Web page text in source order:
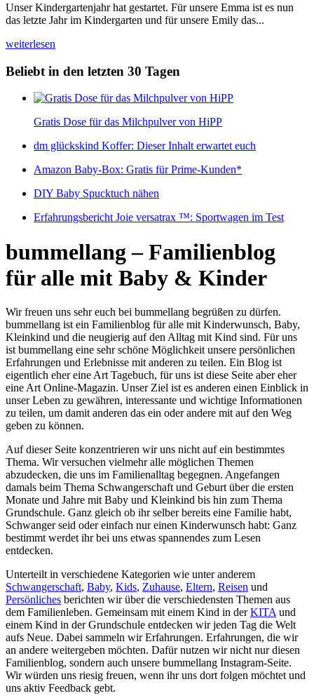
Unser Kindergartenjahr hat gestartet. Für unsere Emma ist es nun
das letzte Jahr im Kindergarten und für unsere Emily das...
weiterlesen
Beliebt in den letzten 30 Tagen
Gratis Dose für das Milchpulver von HiPP
dm glückskind Koffer: Dieser Inhalt erwartet euch
Amazon Baby-Box: Gratis für Prime-Kunden*
DIY Baby Spucktuch nähen
Erfahrungsbericht Joie versatrax ™: Sportwagen im Test
bummellang – Familienblog
für alle mit Baby & Kinder
Wir freuen uns sehr euch bei bummellang begrüßen zu dürfen.
bummellang ist ein Familienblog für alle mit Kinderwunsch, Baby,
Kleinkind und die neugierig auf den Alltag mit Kind sind. Für uns
ist bummellang eine sehr schöne Möglichkeit unsere persönlichen
Erfahrungen und Erlebnisse mit anderen zu teilen. Ein Blog ist
eigentlich eher eine Art Tagebuch, für uns ist diese Seite aber eher
eine Art Online-Magazin. Unser Ziel ist es anderen einen Einblick in
unser Leben zu gewähren, interessante und wichtige Informationen
zu teilen, um damit anderen das ein oder andere mit auf den Weg
geben zu können.
Auf dieser Seite konzentrieren wir uns nicht auf ein bestimmtes
Thema. Wir versuchen vielmehr alle möglichen Themen
abzudecken, die uns im Familienalltag begegnen. Angefangen
damals beim Thema Schwangerschaft und Geburt über die ersten
Monate und Jahre mit Baby und Kleinkind bis hin zum Thema
Grundschule. Ganz gleich ob ihr selber bereits eine Familie habt,
Schwanger seid oder einfach nur einen Kinderwunsch habt: Ganz
bestimmt werdet ihr bei uns etwas spannendes zum Lesen
entdecken.
Unterteilt in verschiedene Kategorien wie unter anderem
Schwangerschaft, Baby, Kids, Zuhause, Eltern, Reisen und
Persönliches berichten wir über die verschiedensten Themen aus
dem Familienleben. Gemeinsam mit einem Kind in derKITA und
einem Kind in der Grundschule entdecken wir jeden Tag die Welt
aufs Neue. Dabei sammeln wir Erfahrungen. Erfahrungen, die wir
an andere weitergeben möchten. Dafür nutzen wir nicht nur diesen
Familienblog, sondern auch unsere bummellang Instagram-Seite.
Wir würden uns riesig freuen, wenn ihr uns dort folgen möchtet und
uns aktiv Feedback gebt.